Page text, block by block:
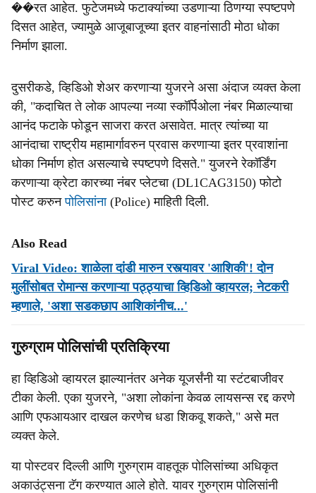
��रत आहेत. फुटेजमध्ये फटाक्यांच्या उडणाऱ्या ठिणग्या स्पष्टपणे
दिसत आहेत, ज्यामुळे आजूबाजूच्या इतर वाहनांसाठी मोठा धोका
निर्माण झाला.
दुसरीकडे, व्हिडिओ शेअर करणाऱ्या युजरने असा अंदाज व्यक्त केला
की, "कदाचित ते लोक आपल्या नव्या स्कॉर्पिओला नंबर मिळाल्याचा
आनंद फटाके फोडून साजरा करत असावेत. मात्र त्यांच्या या
आनंदाचा राष्ट्रीय महामार्गावरुन प्रवास करणाऱ्या इतर प्रवाशांना
धोका निर्माण होत असल्याचे स्पष्टपणे दिसते." युजरने रेकॉर्डिंग
करणाऱ्या क्रेटा कारच्या नंबर प्लेटचा (DL1CAG3150) फोटो
पोस्ट करुनपोलिसांना(Police) माहिती दिली.
Also Read
Viral Video: शाळेला दांडी मारुन रस्त्यावर 'आशिकी'! दोन
मुलींसोबत रोमान्स करणाऱ्या पठ्ठ्याचा व्हिडिओ व्हायरल; नेटकरी
म्हणाले, 'अशा सडकछाप आशिकांनीच...'
गुरुग्राम पोलिसांची प्रतिक्रिया
हा व्हिडिओ व्हायरल झाल्यानंतर अनेक यूजर्संनी या स्टंटबाजीवर
टीका केली. एका युजरने, "अशा लोकांना केवळ लायसन्स रद्द करणे
आणि एफआयआर दाखल करणेच धडा शिकवू शकते," असे मत
व्यक्त केले.
या पोस्टवर दिल्ली आणि गुरुग्राम वाहतूक पोलिसांच्या अधिकृत
अकाउंट्सना टॅग करण्यात आले होते. यावर गुरुग्राम पोलिसांनी